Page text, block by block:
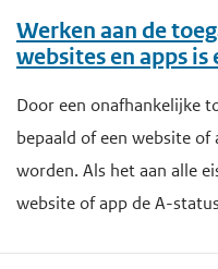
Werken aan de
websites en apps
Door een onafhankelijke
bepaald of een website
worden. Als het aan alle
website of app de A-